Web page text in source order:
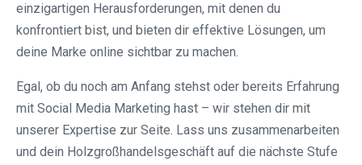
einzigartigen Herausforderungen, mit denen du
konfrontiert bist, und bieten dir effektive Lösungen, um
deine Marke online sichtbar zu machen.
Egal, ob du noch am Anfang stehst oder bereits Erfahrung
mit Social Media Marketing hast – wir stehen dir mit
unserer Expertise zur Seite. Lass uns zusammenarbeiten
und dein Holzgroßhandelsgeschäft auf die nächste Stufe